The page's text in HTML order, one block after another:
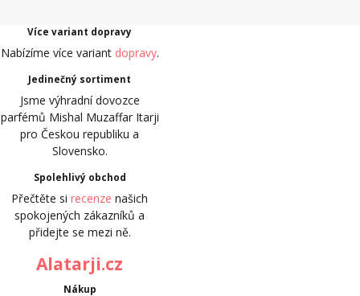
Více variant dopravy
Nabízíme více variant dopravy.
Jedinečný sortiment
Jsme výhradní dovozce
parfémů Mishal Muzaffar Itarji
pro Českou republiku a
Slovensko.
Spolehlivý obchod
Přečtěte si recenze našich
spokojených zákazníků a
přidejte se mezi ně.
Alatarji.cz
Nákup